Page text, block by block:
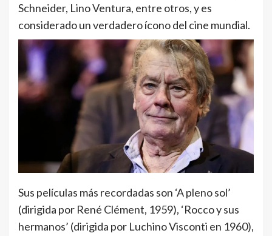
Schneider, Lino Ventura, entre otros, y es
considerado un verdadero ícono del cine mundial.
Sus películas más recordadas son ‘A pleno sol’
(dirigida por René Clément, 1959), ‘Rocco y sus
hermanos’ (dirigida por Luchino Visconti en 1960),